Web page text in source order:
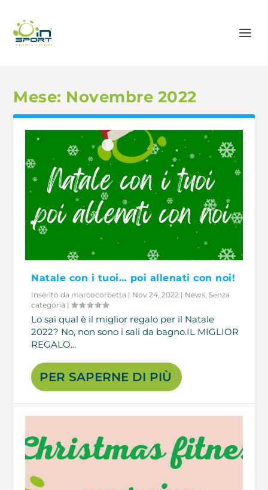
Mese: Novembre 2022
Natale con i tuoi… poi allenati con noi!
Inserito da marcocorbetta | Nov 24, 2022 | News ,Senza
categoria |
Lo sai qual è il miglior regalo per il Natale
2022? No, non sono i sali da bagno.IL MIGLIOR
REGALO...
PER SAPERNE DI PIÙ